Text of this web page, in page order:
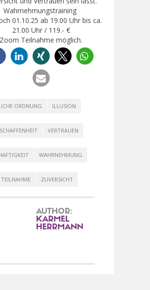
Wahrnehmungstraining
01.10.25 ab 19.00 Uhr bis ca.
21.00 Uhr / 119.- €
Zoom Teilnahme möglich.
ORDNUNG ILLUSION
VERTRAUEN
WAHRNEHMUNG
ZUVERSICHT
AUTHOR:
KARMEL
HERRMANN